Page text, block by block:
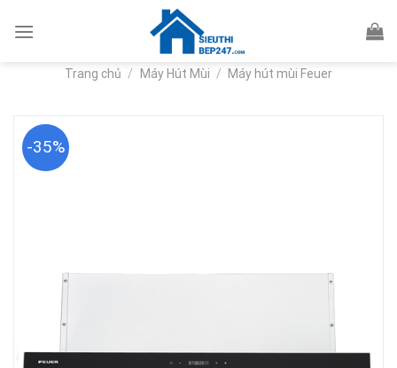
Trang chủ / Máy Hút Mùi / Máy hút mùi Feuer
-35%